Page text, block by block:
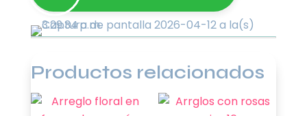
Productos relacionados